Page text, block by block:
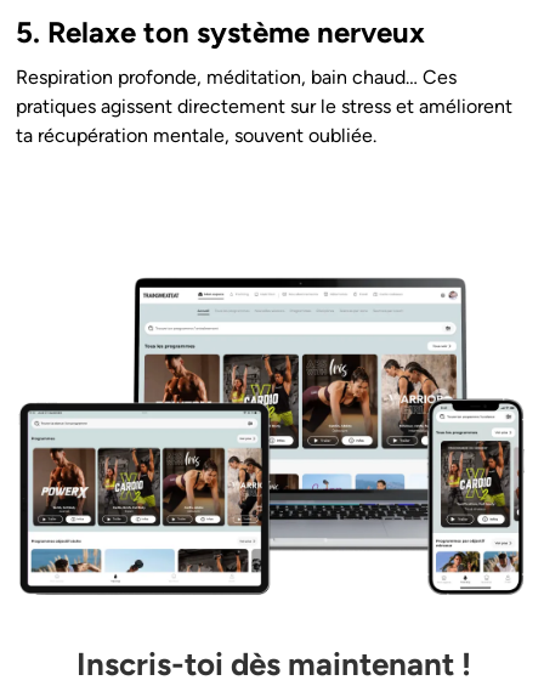
5. Relaxe ton système nerveux
Respiration profonde, méditation, bain chaud… Ces
pratiques agissent directement sur le stress et améliorent
ta récupération mentale, souvent oubliée.
Inscris-toi dès maintenant !